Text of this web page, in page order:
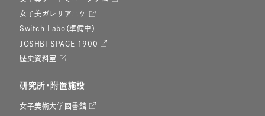
女子美ガレリアニケ
Switch Labo（準備中）
JOSHBI SPACE 1900
歴史資料室
研究所・附置施設
女子美術大学図書館